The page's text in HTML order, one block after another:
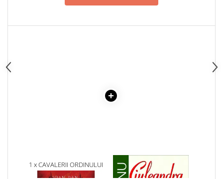
1 x CAVALERII ORDINULUI
BASARAB
1 x CIULEANDRA